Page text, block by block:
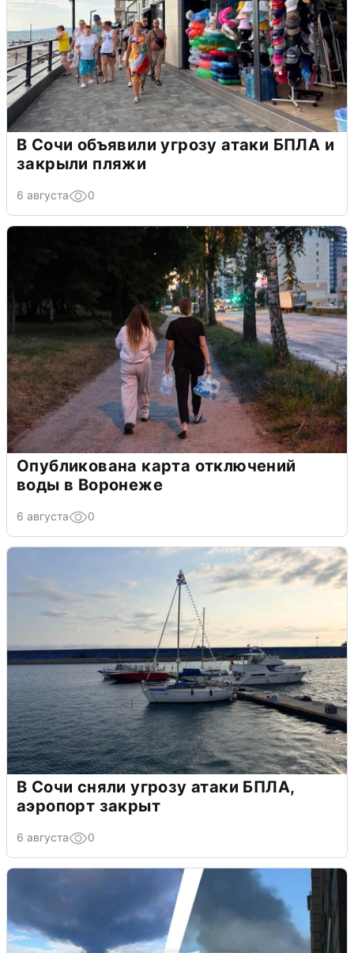
В Сочи объявили угрозу атаки БПЛА и
закрыли пляжи
6 августа 0
Опубликована карта отключений
воды в Воронеже
6 августа 0
В Сочи сняли угрозу атаки БПЛА,
аэропорт закрыт
6 августа 0